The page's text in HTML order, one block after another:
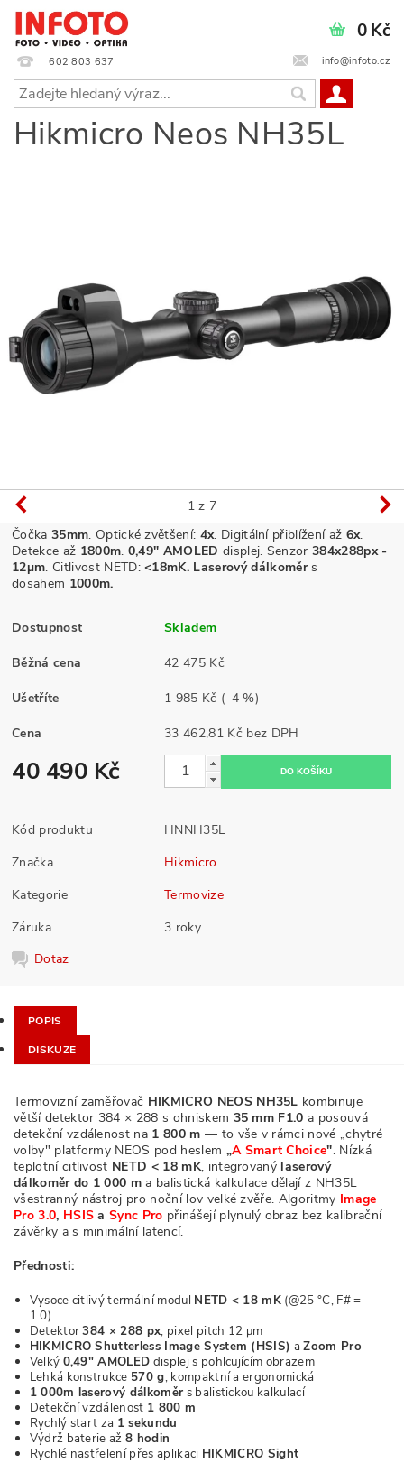
602 803 637 info@infoto.cz
0 Kč
Hikmicro Neos NH35L
1 z 7
Čočka35mm. Optické zvětšení: 4x. Digitální přiblížení až 6x.
Detekce až 1800m. 0,49" AMOLED displej. Senzor384x288px -
12µm. Citlivost NETD:<18mK. Laserový dálkoměrs
dosahem 1000m.
Dostupnost Skladem
Běžná cena 42 475 Kč
Ušetříte 1 985 Kč (–4 %)
Cena 33 462,81 Kč bez DPH
40 490 Kč
Kód produktu
HNNH35L
Značka
Hikmicro
Kategorie
Termovize
Záruka
3 roky
Dotaz
POPIS
DISKUZE
Termovizní zaměřovač HIKMICRO NEOS NH35L kombinuje
větší detektor 384 × 288 s ohniskem 35 mm F1.0 a posouvá
detekční vzdálenost na 1 800 m — to vše v rámci nové „chytré
volby" platformy NEOS pod heslem „A Smart Choice". Nízká
teplotní citlivost NETD < 18 mK, integrovaný laserový
dálkoměr do 1 000 m a balistická kalkulace dělají z NH35L
všestranný nástroj pro noční lov velké zvěře. Algoritmy Image
Pro 3.0, HSIS aSync Pro přinášejí plynulý obraz bez kalibrační
závěrky a s minimální latencí.
Přednosti:
Vysoce citlivý termální modul NETD < 18 mK (@25 °C, F# =
1.0)
Detektor384 × 288 px, pixel pitch 12 μm
HIKMICRO Shutterless Image System (HSIS) aZoom Pro
Velký 0,49" AMOLED displej s pohlcujícím obrazem
Lehká konstrukce 570 g, kompaktní a ergonomická
1 000m laserový dálkoměr s balistickou kalkulací
Detekční vzdálenost 1 800 m
Rychlý start za 1 sekundu
Výdrž baterie až8 hodin
Rychlé nastřelení přes aplikaci HIKMICRO Sight